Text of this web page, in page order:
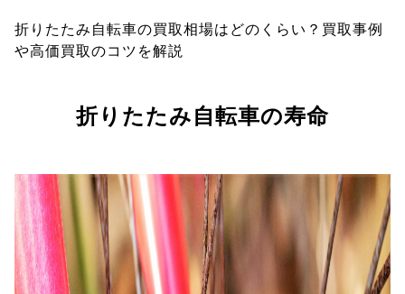
折りたたみ自転車の買取相場はどのくらい？買取事例
や高価買取のコツを解説
折りたたみ自転車の寿命